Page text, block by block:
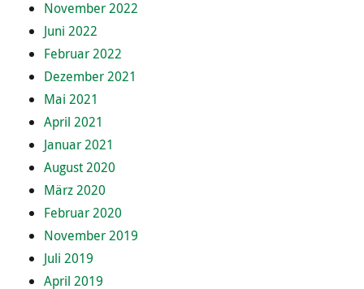
November 2022
Juni 2022
Februar 2022
Dezember 2021
Mai 2021
April 2021
Januar 2021
August 2020
März 2020
Februar 2020
November 2019
Juli 2019
April 2019